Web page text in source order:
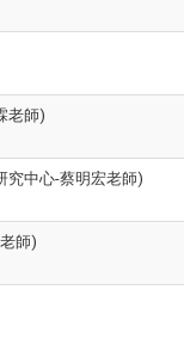
老師)
究中心-蔡明宏老師)
師)